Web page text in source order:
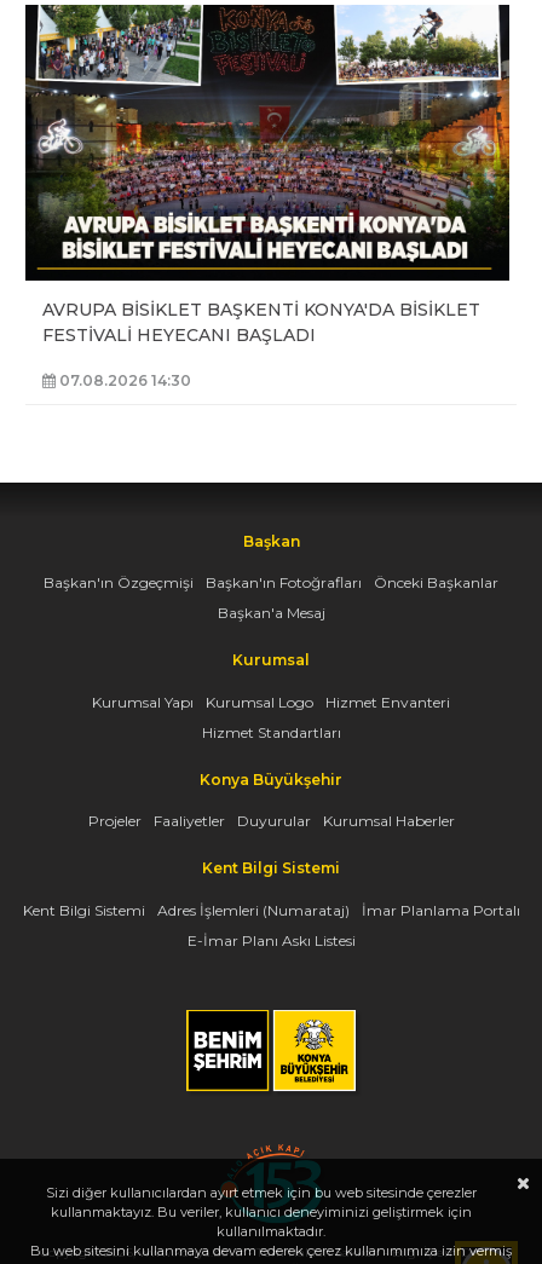
AVRUPA BİSİKLET BAŞKENTİ KONYA'DA BİSİKLET
FESTİVALİ HEYECANI BAŞLADI
07.08.2026 14:30
Başkan
Başkan'ın Özgeçmişi Başkan'ın Fotoğrafları
Önceki Başkanlar
Başkan'a Mesaj
Kurumsal
Kurumsal Yapı Kurumsal Logo
Hizmet Envanteri
Hizmet Standartları
Konya Büyükşehir
Projeler Faaliyetler Duyurular Kurumsal Haberler
Kent Bilgi Sistemi
Kent Bilgi Sistemi Adres İşlemleri (Numarataj)
İmar Planlama Portalı
E-İmar Planı Askı Listesi
Copyright 2026, www.konya.bel.tr - Tüm Hakları Saklıdır - Bilgi İşlem Dairesi
Sizi diğer kullanıcılardan ayırt etmek için bu web sitesinde çerezler
kullanmaktayız. Bu veriler, kullanıcı deneyiminizi geliştirmek için
kullanılmaktadır.
Bu web sitesini kullanmaya devam ederek çerez kullanımımıza izin vermiş